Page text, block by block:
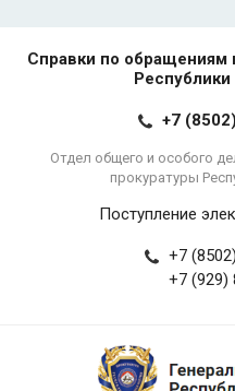
Справки по обращениям
+7
Отдел общего и особого
прокуратуры
Поступление
+7
+7 (929)